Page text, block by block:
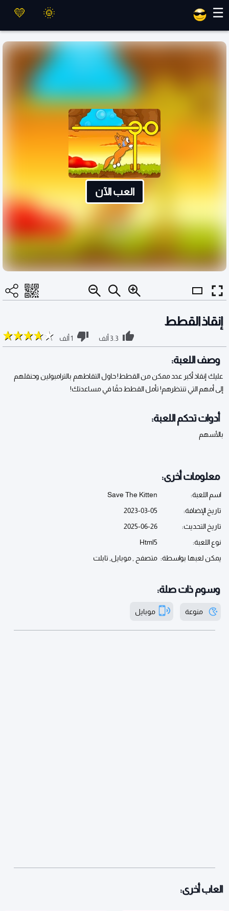
☰
العب الآن
إنقاذ القطط
3.3 ألف 1 ألف
وصف اللعبة:
عليك إنقاذ أكبر عدد ممكن من القطط! حاول التقاطهم بالترامبولين وحنقلهم
إلى أمهم التي تنتظرهم! تأمل القطط حقًا في مساعدتك!
أدوات تحكم اللعبة:
بالأسهم
معلومات أخرى:
اسم اللعبة:
Save The Kitten
تاريخ الإضافة:
2023-03-05
تاريخ التحديث:
2025-06-26
نوع اللعبة:
Html5
يمكن لعبها بواسطة: متصفح , موبايل, تابلت
وسوم ذات صلة:
منوعة موبايل
العاب أخرى: